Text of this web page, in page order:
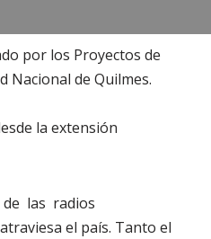
por los Proyectos de
Nacional de Quilmes.
la extensión
las radios
el país. Tanto el